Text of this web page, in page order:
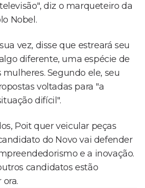
diz o marqueteiro da
Nobel.
vez, disse que estreará seu
diferente, uma espécie de
Segundo ele, seu
voltadas para "a
difícil".
Poit quer veicular peças
do Novo vai defender
e a inovação.
candidatos estão